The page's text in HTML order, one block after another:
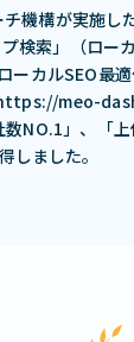
機構が実施し
検索」（ロー
ーカルSEO最
meo-
NO.1」、「
しました。